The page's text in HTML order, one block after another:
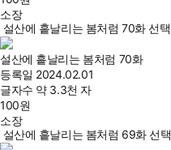
소장
설산에 흩날리는 봄처럼 70화 선택
설산에 흩날리는 봄처럼 70화
등록일 2024.02.01
글자수 약 3.3천 자
100원
소장
설산에 흩날리는 봄처럼 69화 선택